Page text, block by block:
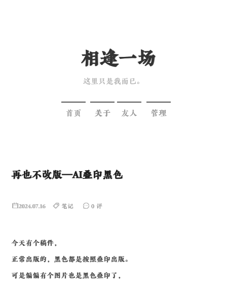
相逢一场
这里只是我而已。
首页 关于 友人 管理
再也不改版—AI叠印黑色
2024.07.16 笔记 0 评
今天有个稿件，
正常出版的，黑色都是按照叠印出版。
可是偏偏有个图片也是黑色叠印了，